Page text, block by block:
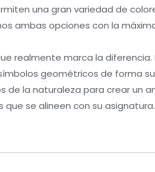
una gran variedad de
ambas opciones con la
realmente marca la diferencia.
geométricos de forma
la naturaleza para crear un
se alineen con su asignatura.